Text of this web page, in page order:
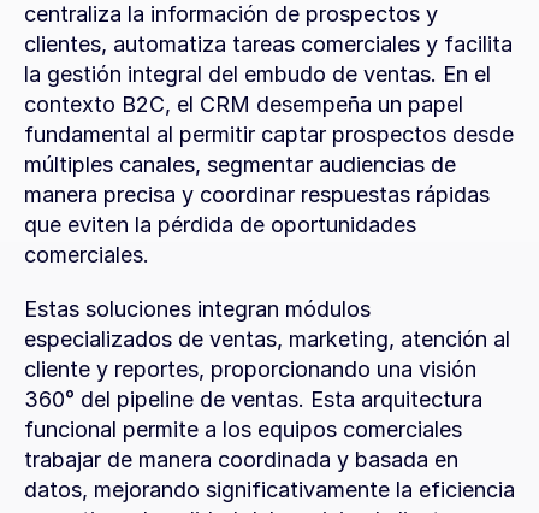
centraliza la información de prospectos y
clientes, automatiza tareas comerciales y facilita
la gestión integral del embudo de ventas. En el
contexto B2C, el CRM desempeña un papel
fundamental al permitir captar prospectos desde
múltiples canales, segmentar audiencias de
manera precisa y coordinar respuestas rápidas
que eviten la pérdida de oportunidades
comerciales.
Estas soluciones integran módulos
especializados de ventas, marketing, atención al
cliente y reportes, proporcionando una visión
360° del pipeline de ventas. Esta arquitectura
funcional permite a los equipos comerciales
trabajar de manera coordinada y basada en
datos, mejorando significativamente la eficiencia